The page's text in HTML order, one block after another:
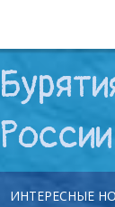
России
ИНТЕРЕСНЫЕ